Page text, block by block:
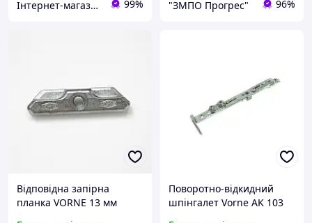
Інтернет-магазин запчастин до вікон, дверей, жалюзі, ролетів "WENTANA" 99% "ЗМПО Прогрес" 96%
Відповідна запірна
планка VORNE 13 мм
Поворотно-відкидний
шпінгалет Vorne AK 103